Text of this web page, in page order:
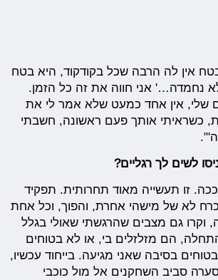
אין לה הרבה שכל בקודקוד, היא בטח
נחמדה…' אני חווה את זה כל הזמן.
שלי, אין אחד כמעט שלא אמר לי את
כשראיתי אותך פעם ראשונה, חשבתי
לשים לך רגליים?
ככה. זו תעשייה מאוד תחרותית. תפקיד
לא של מישהי אחרת, והפוך, וכל אחת
וקרו גם מצבים שהרגשתי שאולי בגלל
הם מזלזלים בי, או לא בטוחים
בסיבה שאני מגיעה. בייחוד עכשיו,
סביב השחקנים אל מול כוכבי